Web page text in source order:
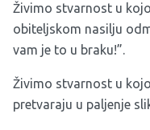
Živimo stvarnost u
obiteljskom nasilju
vam je to u braku!”.
Živimo stvarnost u
pretvaraju u paljenje